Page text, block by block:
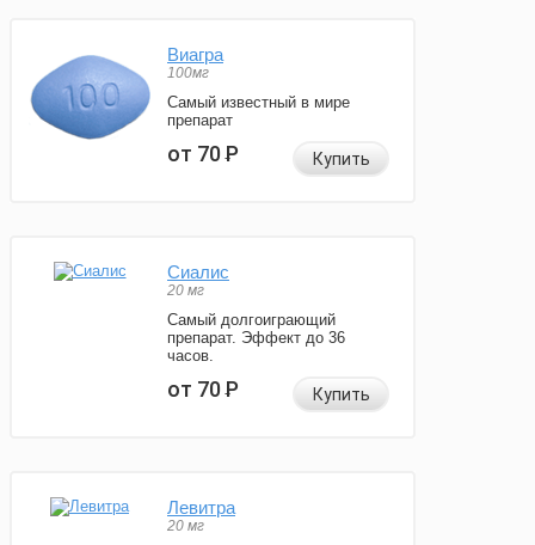
Виагра
100мг
Самый известный в мире
препарат
от 70Р Купить
Сиалис
20 мг
Самый долгоиграющий
препарат. Эффект до 36
часов.
от 70Р Купить
Левитра
20 мг